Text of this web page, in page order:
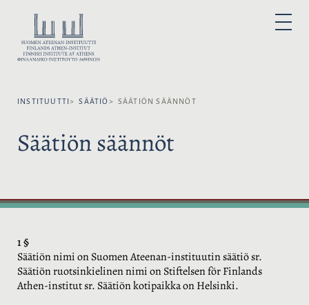
n
P
I
E
E
INSTITUUTTI SÄÄTIÖ SÄÄTIÖN SÄÄNNÖT
Säätiön säännöt
1 §
Säätiön nimi on Suomen Ateenan-instituutin säätiö sr.
Säätiön ruotsinkielinen nimi on Stiftelsen för Finlands
Athen-institut sr. Säätiön kotipaikka on Helsinki.